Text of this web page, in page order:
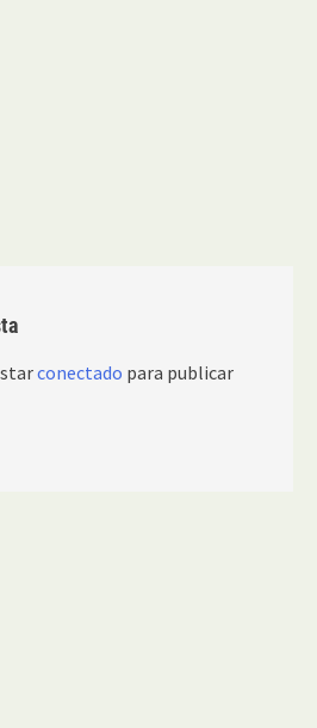
conectado para publicar